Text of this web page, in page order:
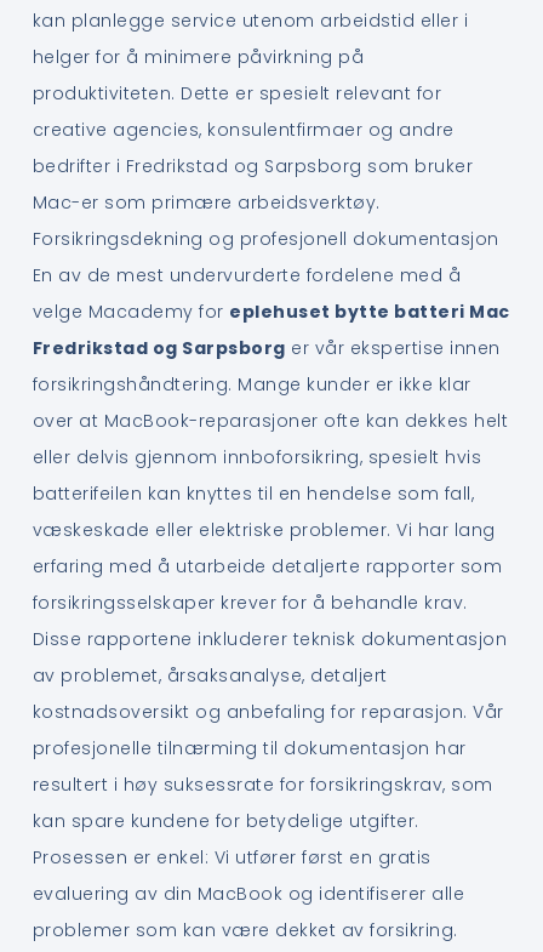
kan planlegge service utenom arbeidstid eller i
helger for å minimere påvirkning på
produktiviteten. Dette er spesielt relevant for
creative agencies, konsulentfirmaer og andre
bedrifter i Fredrikstad og Sarpsborg som bruker
Mac-er som primære arbeidsverktøy.
Forsikringsdekning og profesjonell dokumentasjon
En av de mest undervurderte fordelene med å
velge Macademy for eplehuset bytte batteri Mac
Fredrikstad og Sarpsborg er vår ekspertise innen
forsikringshåndtering. Mange kunder er ikke klar
over at MacBook-reparasjoner ofte kan dekkes helt
eller delvis gjennom innboforsikring, spesielt hvis
batterifeilen kan knyttes til en hendelse som fall,
væskeskade eller elektriske problemer. Vi har lang
erfaring med å utarbeide detaljerte rapporter som
forsikringsselskaper krever for å behandle krav.
Disse rapportene inkluderer teknisk dokumentasjon
av problemet, årsaksanalyse, detaljert
kostnadsoversikt og anbefaling for reparasjon. Vår
profesjonelle tilnærming til dokumentasjon har
resultert i høy suksessrate for forsikringskrav, som
kan spare kundene for betydelige utgifter.
Prosessen er enkel: Vi utfører først en gratis
evaluering av din MacBook og identifiserer alle
problemer som kan være dekket av forsikring.